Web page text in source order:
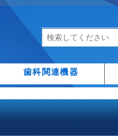
歯科関連機器